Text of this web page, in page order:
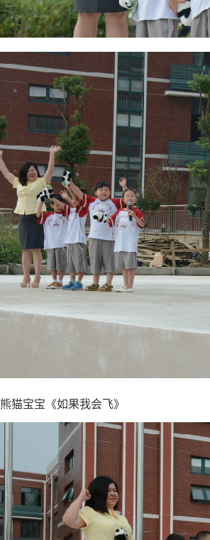
熊猫宝宝《如果我会飞》